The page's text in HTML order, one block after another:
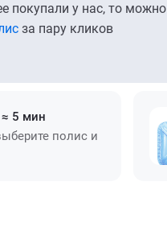
покупали у нас, то можно
за пару кликов
5 мин
полис и